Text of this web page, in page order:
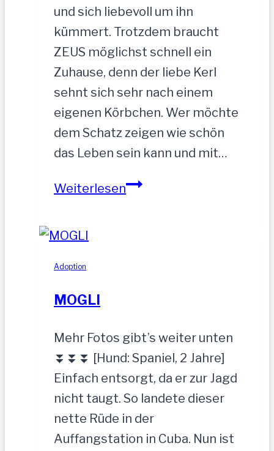
und sich liebevoll um ihn
kümmert. Trotzdem braucht
ZEUS möglichst schnell ein
Zuhause, denn der liebe Kerl
sehnt sich sehr nach einem
eigenen Körbchen. Wer möchte
dem Schatz zeigen wie schön
das Leben sein kann und mit…
WeiterlesenZEUS
Adoption
MOGLI
Mehr Fotos gibt’s weiter unten
⏬⏬⏬ [Hund: Spaniel, 2 Jahre]
Einfach entsorgt, da er zur Jagd
nicht taugt. So landete dieser
nette Rüde in der
Auffangstation in Cuba. Nun ist